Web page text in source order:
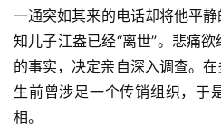
一通突如其来的电话却将他平
知儿子江盎已经“离世”。悲痛
的事实，决定亲自深入调查。
生前曾涉足一个传销组织，于
相。